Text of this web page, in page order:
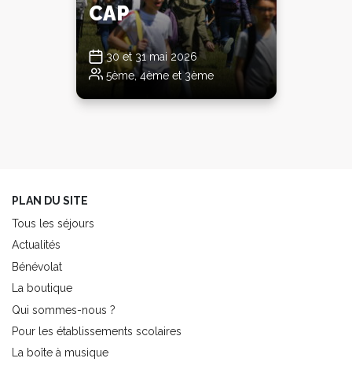
CAP
30 et 31 mai 2026
5ème, 4ème et 3ème
PLAN DU SITE
Tous les séjours
Actualités
Bénévolat
La boutique
Qui sommes-nous ?
Pour les établissements scolaires
La boîte à musique